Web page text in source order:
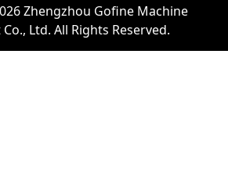
Zhengzhou Gofine Machine
Ltd. All Rights Reserved.